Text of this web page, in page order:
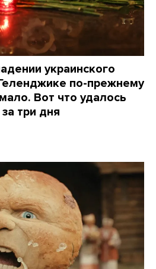
украинского
по-прежнему
Вот что удалось
три дня